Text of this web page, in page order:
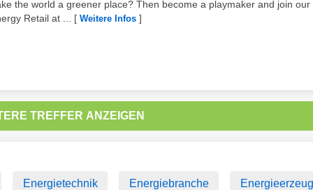
the world a greener place? Then become a playmaker and join our
Retail at ...
[ Weitere Infos ]
TREFFER ANZEIGEN
Energietechnik Energiebranche